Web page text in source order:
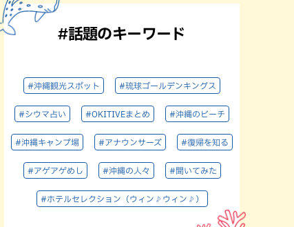
#話題のキーワード
#沖縄観光スポット #琉球ゴールデンキングス
#シウマ占い #OKITIVEまとめ #沖縄のビーチ
#沖縄キャンプ場 #アナウンサーズ #復帰を知る
#アゲアゲめし #沖縄の人々 #聞いてみた
#ホテルセレクション（ウィン♪ウィン♪）